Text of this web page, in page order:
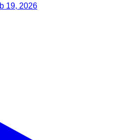
19, 2026